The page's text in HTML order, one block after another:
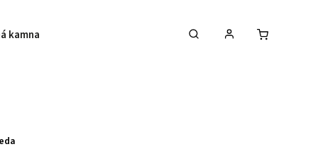
kamna Akce na krbová kamna